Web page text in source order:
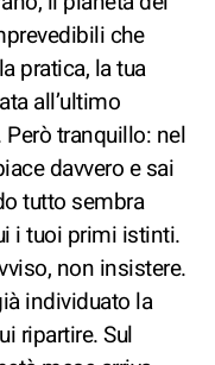
che
pratica, la tua
all’ultimo
tranquillo: nel
davvero e sai
tutto sembra
i tuoi primi istinti.
non insistere.
individuato la
ripartire. Sul